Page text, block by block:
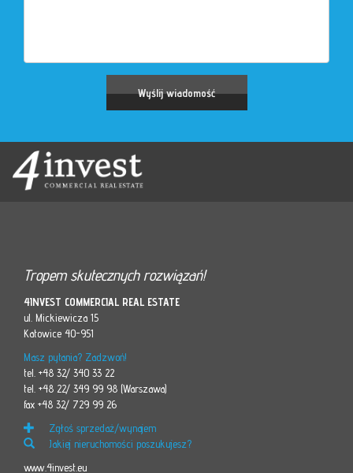
Tropem skutecznych rozwiązań!
4INVEST COMMERCIAL REAL ESTATE
ul. Mickiewicza 15
Katowice 40-951
Masz pytania? Zadzwoń!
tel. +48 32/ 340 33 22
tel. +48 22/ 349 99 98 (Warszawa)
fax +48 32/ 729 99 26
Zgłoś sprzedaż/wynajem
Jakiej nieruchomości poszukujesz?
www.4invest.eu